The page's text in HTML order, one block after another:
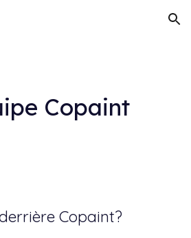
Skip to navigation
Copaint
Copaint?